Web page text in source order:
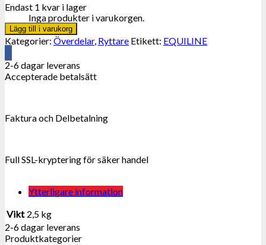
Inga produkter i varukorgen.
Endast 1 kvar i lager
Lägg till i varukorg
Kategorier: Överdelar, Ryttare Etikett: EQUILINE
2-6 dagar leverans
Accepterade betalsätt
Faktura och Delbetalning
Full SSL-kryptering för säker handel
Ytterligare information
Vikt 2,5 kg
2-6 dagar leverans
Produktkategorier